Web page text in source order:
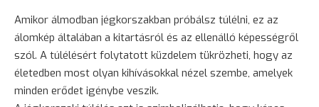
Amikor álmodban jégkorszakban próbálsz túlélni, ez az
álomkép általában a kitartásról és az ellenálló képességről
szól. A túlélésért folytatott küzdelem tükrözheti, hogy az
életedben most olyan kihívásokkal nézel szembe, amelyek
minden erődet igénybe veszik.